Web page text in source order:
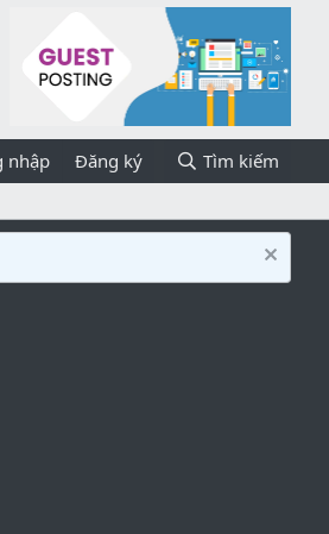
nhập Đăng ký Tìm kiếm